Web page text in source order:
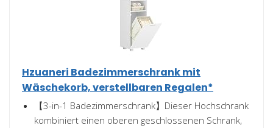
Hzuaneri Badezimmerschrank mit
Wäschekorb, verstellbaren Regalen*
【3-in-1 Badezimmerschrank】Dieser Hochschrank
kombiniert einen oberen geschlossenen Schrank,